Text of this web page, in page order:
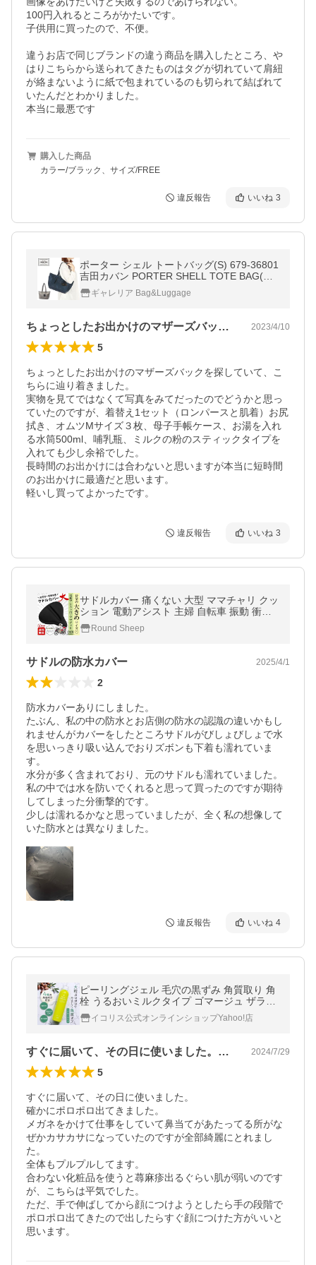
100円入れるところがかたいです。
子供用に買ったので、不便。
違うお店で同じブランドの違う商品を購入したところ、や
はりこちらから送られてきたものはタグが切れていて肩紐
が絡まないように紙で包まれているのも切られて結ばれて
いたんだとわかりました。
本当に最悪です
購入した商品
カラー/ブラック、サイズ/FREE
違反報告 いいね 3
ポーター シェル トートバッグ(S) 679-36801
吉田カバン PORTER SHELL TOTE BAG(S)
メンズ レディース ファスナー付き ナイロン
軽量 軽い
ギャレリア Bag&Luggage
ちょっとしたお出かけのマザーズバックを… 2023/4/10
5
ちょっとしたお出かけのマザーズバックを探していて、こ
ちらに辿り着きました。
実物を見てではなくて写真をみてだったのでどうかと思っ
ていたのですが、着替え1セット（ロンパースと肌着）お尻
拭き、オムツMサイズ３枚、母子手帳ケース、お湯を入れ
る水筒500ml、哺乳瓶、ミルクの粉のスティックタイプを
入れても少し余裕でした。
長時間のお出かけには合わないと思いますが本当に短時間
のお出かけに最適だと思います。
軽いし買ってよかったです。
違反報告 いいね 3
サドルカバー 痛くない 大型 ママチャリ クッ
ション 電動アシスト 主婦 自転車 振動 衝撃
防止 吸収 防水 雨よけ 疲労軽減 肉厚
Round Sheep
サドルの防水カバー 2025/4/1
2
防水カバーありにしました。
たぶん、私の中の防水とお店側の防水の認識の違いかもし
れませんがカバーをしたところサドルがびしょびしょで水
を思いっきり吸い込んでおりズボンも下着も濡れていま
す。
水分が多く含まれており、元のサドルも濡れていました。
私の中では水を防いでくれると思って買ったのですが期待
してしまった分衝撃的です。
少しは濡れるかなと思っていましたが、全く私の想像して
いた防水とは異なりました。
違反報告 いいね 4
ピーリングジェル 毛穴の黒ずみ 角質取り 角
栓 うるおいミルクタイプ ゴマージュ ザラつ
き 毛穴ケア 顔 かかと ひじ 全身 美容保湿成
分配合 ポイント利用 爆買
イコリス公式オンラインショップYahoo!店
すぐに届いて、その日に使いました。確か… 2024/7/29
5
すぐに届いて、その日に使いました。
確かにポロポロ出てきました。
メガネをかけて仕事をしていて鼻当てがあたってる所がな
ぜかカサカサになっていたのですが全部綺麗にとれまし
た。
全体もプルプルしてます。
合わない化粧品を使うと蕁麻疹出るぐらい肌が弱いのです
が、こちらは平気でした。
ただ、手で伸ばしてから顔につけようとしたら手の段階で
ポロポロ出てきたので出したらすぐ顔につけた方がいいと
思います。